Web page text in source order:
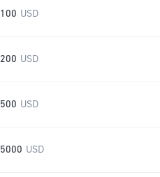
100 USD
200 USD
500 USD
5000 USD